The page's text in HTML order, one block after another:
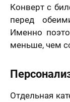
Конверт с
перед
Именно
меньше, чем
Отдельная